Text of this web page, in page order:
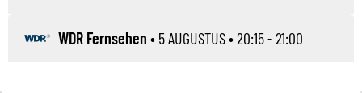
WDR Fernsehen • 5 AUGUSTUS• 20:15 - 21:00